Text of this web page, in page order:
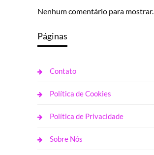
Nenhum comentário para mostrar.
Páginas
Contato
Política de Cookies
Política de Privacidade
Sobre Nós